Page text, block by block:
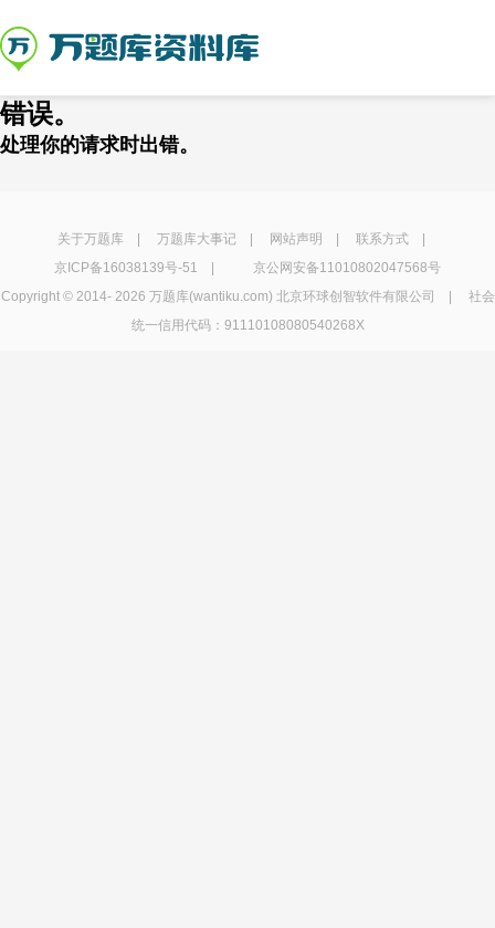
错误。
处理你的请求时出错。
关于万题库| 万题库大事记| 网站声明 联系方式|
京ICP备16038139号-51
京公网安备11010802047568号
Copyright © 2014- 2026 万题库(wantiku.com) 北京环球创智软件有限公司 | 社会
统一信用代码：91110108080540268X